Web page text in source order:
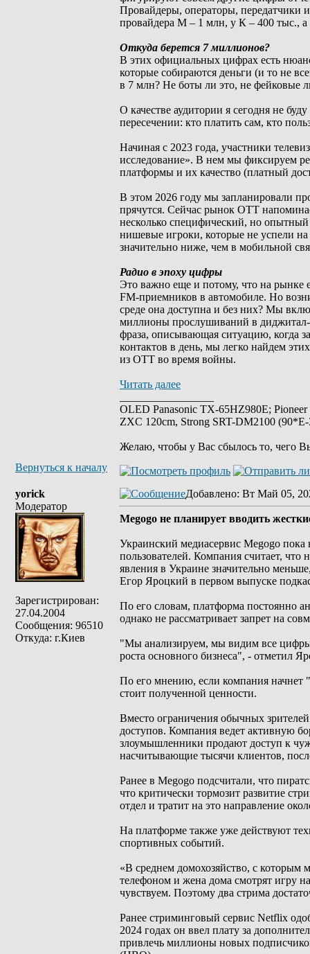
Провайдеры, операторы,
провайдера М – 1 млн, у К – 400 тыс.,
Откуда берется 7 миллионов?
В этих официальных цифрах есть
которые собираются деньги (и то не
в 7 млн? Не боты ли это, не фейковые
О качестве аудитории я сегодня не
пересечении: кто платить сам, кто
Начиная с 2023 года, участники
исследование». В нем мы фиксируем
платформы и их качество (платный
В этом 2026 году мы запланировали
прячутся. Сейчас рынок ОТТ
несколько специфический, но
нишевые игроки, которые не успели
значительно ниже, чем в мобильной
Радио в эпоху цифры
Это важно еще и потому, что на
FM-приемников в автомобиле. Но
среде она доступна и без них? Мы
миллионы прослушиваний в диджитал-
фраза, описывающая ситуацию, когда
контактов в день, мы легко найдем
из ОТТ во время войны.
Читать далее
OLED Panasonic TX-65HZ980E;
ZXC 120cm, Strong SRT-DM2100
Желаю, чтобы у Вас сбылось то, чего
Вернуться к началу
yorick
Модератор
Зарегистрирован:
27.04.2004
Сообщения: 96510
Откуда: г.Киев
Добавлено: Вт Май 05,
Megogo не планирует вводить
Украинский медиасервис Megogo
пользователей. Компания считает,
явления в Украине значительно
Егор Яроцкий в первом выпуске
По его словам, платформа постоянно
однако не рассматривает запрет на
"Мы анализируем, мы видим все
роста основного бизнеса", - отметил
По его мнению, если компания начнет
стоит полученной ценности.
Вместо ограничения обычных
доступов. Компания ведет активную
злоумышленники продают доступ к
насчитывающие тысячи клиентов,
Ранее в Megogo подсчитали, что
что критически тормозит развитие
отдел и тратит на это направление
На платформе также уже действуют
спортивных событий.
«В среднем домохозяйство, с
телефоном и жена дома смотрят игру
чувствуем. Поэтому два стрима
Ранее стриминговый сервис Netflix
2024 годах он ввел плату за
привлечь миллионы новых